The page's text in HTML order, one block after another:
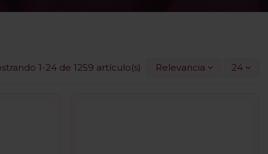
1-24 de 1259 artículo(s) Relevancia 24